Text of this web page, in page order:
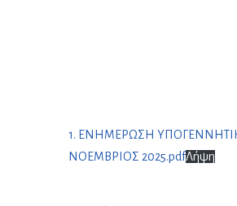
1. ΕΝΗΜΕΡΩΣΗ
ΝΟΕΜΒΡΙΟΣ 2025.pdfΛήψη